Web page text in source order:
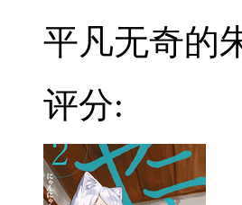
平凡无奇的
评分: